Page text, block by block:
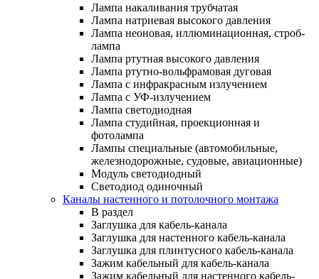
Лампа накаливания трубчатая
Лампа натриевая высокого давления
Лампа неоновая, иллюминационная, строб-
лампа
Лампа ртутная высокого давления
Лампа ртутно-вольфрамовая дуговая
Лампа с инфракрасным излучением
Лампа с УФ-излучением
Лампа светодиодная
Лампа студийная, проекционная и
фотолампа
Лампы специальные (автомобильные,
железнодорожные, судовые, авиационные)
Модуль светодиодный
Светодиод одиночный
Каналы настенного и потолочного монтажа
В раздел
Заглушка для кабель-канала
Заглушка для настенного кабель-канала
Заглушка для плинтусного кабель-канала
Зажим кабельный для кабель-канала
Зажим кабельный для настенного кабель-